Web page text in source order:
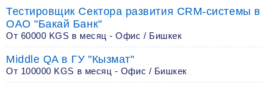
Тестировщик Сектора развития CRM-системы в
ОАО "Бакай Банк"
От 60000 KGS в месяц - Офис / Бишкек
Middle QA в ГУ "Кызмат"
От 100000 KGS в месяц - Офис / Бишкек